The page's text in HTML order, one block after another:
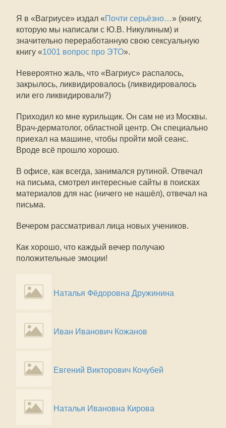
Я в «Вагриусе» издал «Почти серьёзно…» (книгу,
которую мы написали с Ю.В. Никулиным) и
значительно переработанную свою сексуальную
книгу «1001 вопрос про ЭТО».
Невероятно жаль, что «Вагриус» распалось,
закрылось, ликвидировалось (ликвидировалось
или его ликвидировали?)
Приходил ко мне курильщик. Он сам не из Москвы.
Врач-дерматолог, областной центр. Он специально
приехал на машине, чтобы пройти мой сеанс.
Вроде всё прошло хорошо.
В офисе, как всегда, занимался рутиной. Отвечал
на письма, смотрел интересные сайты в поисках
материалов для нас (ничего не нашёл), отвечал на
письма.
Вечером рассматривал лица новых учеников.
Как хорошо, что каждый вечер получаю
положительные эмоции!
Наталья Фёдоровна Дружинина
Иван Иванович Кожанов
Евгений Викторович Кочубей
Наталья Ивановна Кирова